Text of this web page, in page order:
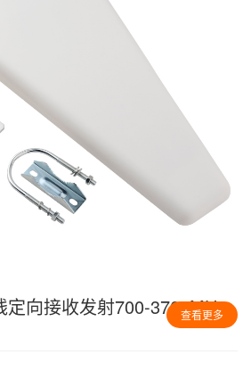
定向接收发射700-3700MHz
查看更多